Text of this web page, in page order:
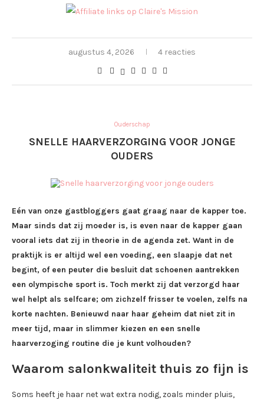
augustus 4, 2026 4 reacties
Ouderschap
SNELLE HAARVERZORGING VOOR JONGE
OUDERS
Eén van onze gastbloggers gaat graag naar de kapper toe.
Maar sinds dat zij moeder is, is even naar de kapper gaan
vooral iets dat zij in theorie in de agenda zet. Want in de
praktijk is er altijd wel een voeding, een slaapje dat net
begint, of een peuter die besluit dat schoenen aantrekken
een olympische sport is. Toch merkt zij dat verzorgd haar
wel helpt als selfcare; om zichzelf frisser te voelen, zelfs na
korte nachten. Benieuwd naar haar geheim dat niet zit in
meer tijd, maar in slimmer kiezen en een snelle
haarverzoging routine die je kunt volhouden?
Waarom salonkwaliteit thuis zo fijn is
Soms heeft je haar net wat extra nodig, zoals minder pluis,